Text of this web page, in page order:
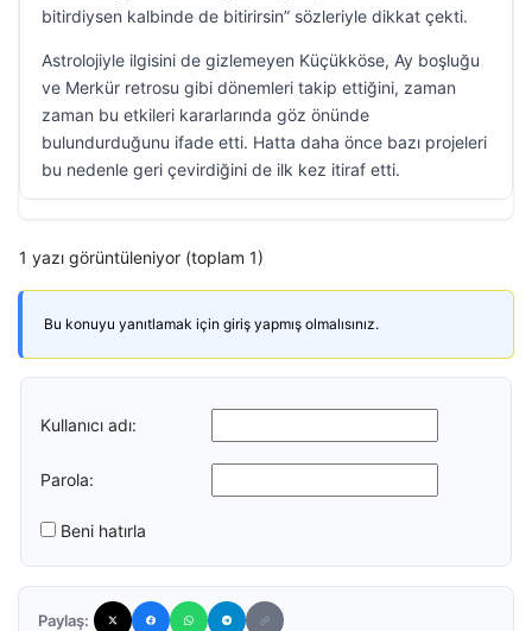
bitirdiysen kalbinde de bitirirsin” sözleriyle dikkat çekti.
Astrolojiyle ilgisini de gizlemeyen Küçükköse, Ay boşluğu
ve Merkür retrosu gibi dönemleri takip ettiğini, zaman
zaman bu etkileri kararlarında göz önünde
bulundurduğunu ifade etti. Hatta daha önce bazı projeleri
bu nedenle geri çevirdiğini de ilk kez itiraf etti.
1 yazı görüntüleniyor (toplam 1)
Bu konuyu yanıtlamak için giriş yapmış olmalısınız.
Kullanıcı adı:
Parola:
Beni hatırla
Paylaş: